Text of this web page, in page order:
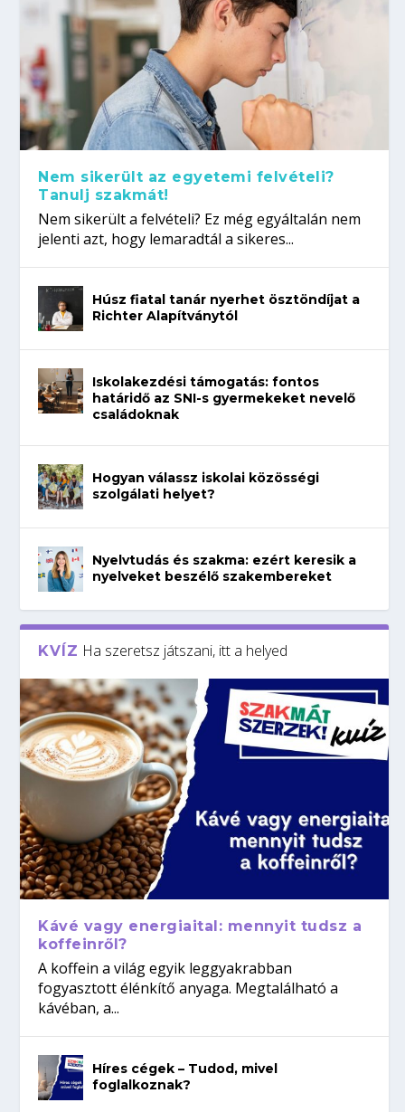
Nem sikerült az egyetemi felvételi?
Tanulj szakmát!
Nem sikerült a felvételi? Ez még egyáltalán nem
jelenti azt, hogy lemaradtál a sikeres...
Húsz fiatal tanár nyerhet ösztöndíjat a
Richter Alapítványtól
Iskolakezdési támogatás: fontos
határidő az SNI-s gyermekeket nevelő
családoknak
Hogyan válassz iskolai közösségi
szolgálati helyet?
Nyelvtudás és szakma: ezért keresik a
nyelveket beszélő szakembereket
KVÍZ Ha szeretsz játszani, itt a helyed
Kávé vagy energiaital: mennyit tudsz a
koffeinről?
A koffein a világ egyik leggyakrabban
fogyasztott élénkítő anyaga. Megtalálható a
kávéban, a...
Híres cégek – Tudod, mivel
foglalkoznak?